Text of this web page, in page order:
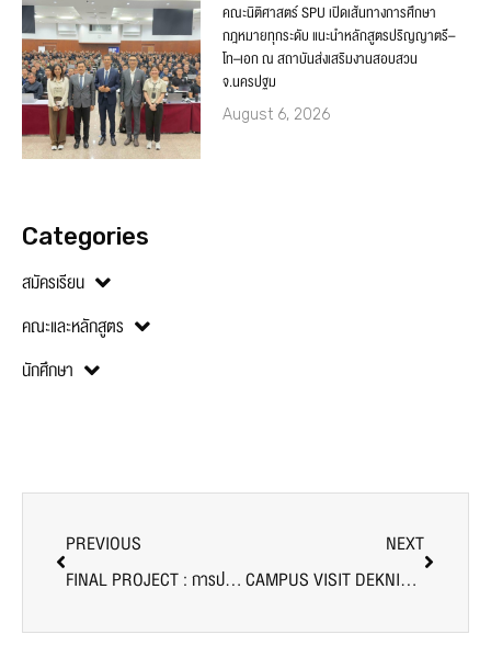
คณะนิติศาสตร์ SPU เปิดเส้นทางการศึกษา
กฎหมายทุกระดับ แนะนำหลักสูตรปริญญาตรี–
โท–เอก ณ สถาบันส่งเสริมงานสอบสวน
จ.นครปฐม
August 6, 2026
Categories
สมัครเรียน
คณะและหลักสูตร
นักศึกษา
PREVIOUS
FINAL PROJECT : การประชาสัมพันธ์ดิจิทัลขั้นสูง
NEXT
CAMPUS VISIT DEKNITED SPU